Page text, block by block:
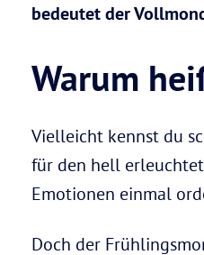
bedeutet der
Warum
Vielleicht kennst du
für den hell
Emotionen einmal
Doch der